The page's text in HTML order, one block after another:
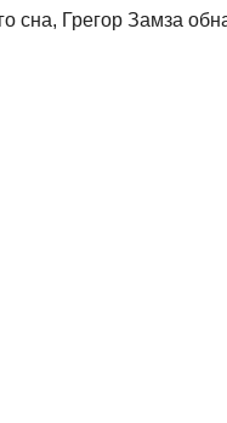
Грегор Замза